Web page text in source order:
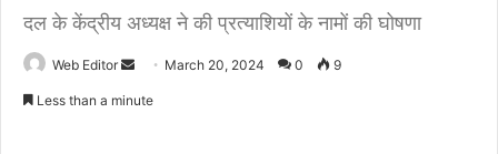
दल के केंद्रीय अध्यक्ष ने की प्रत्याशियों के नामों की घोषणा
Web Editor March 20, 2024 0 9
Less than a minute